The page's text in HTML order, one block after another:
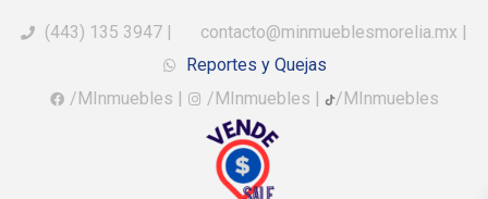
(443) 135 3947 | contacto@minmueblesmorelia.mx |
Reportes y Quejas
/MInmuebles | /MInmuebles | /MInmuebles